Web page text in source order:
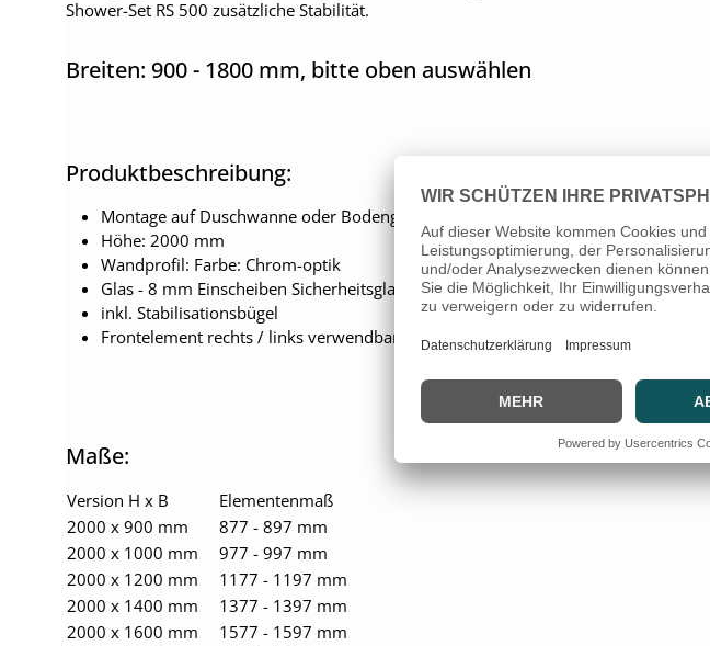
Shower-Set RS 500 zusätzliche Stabilität.
Breiten: 900 - 1800 mm, bitte oben auswählen
Produktbeschreibung:
Montage auf Duschwanne oder Bodengleich
Höhe: 2000 mm
Wandprofil: Farbe: Chrom-optik
Glas - 8 mm Einscheiben Sicherheitsglas
inkl. Stabilisationsbügel
Frontelement rechts / links verwendbar
Maße:
Version H x B
Elementenmaß
2000 x 900 mm
877 - 897 mm
2000 x 1000 mm
977 - 997 mm
2000 x 1200 mm
1177 - 1197 mm
2000 x 1400 mm
1377 - 1397 mm
2000 x 1600 mm
1577 - 1597 mm